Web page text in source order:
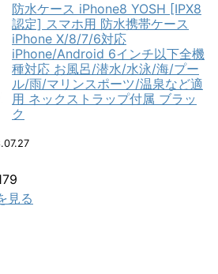
防水ケース iPhone8 YOSH [IPX8
認定] スマホ用 防水携帯ケース
iPhone X/8/7/6対応
iPhone/Android 6インチ以下全機
種対応 お風呂/潜水/水泳/海/プー
ル/雨/マリンスポーツ/温泉など適
用 ネックストラップ付属 ブラッ
ク
見る